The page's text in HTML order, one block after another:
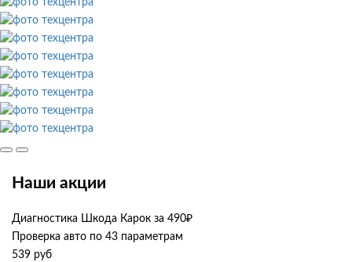
Наши акции
Диагностика Шкода Карок за 490₽
Проверка авто по 43 параметрам
539 руб